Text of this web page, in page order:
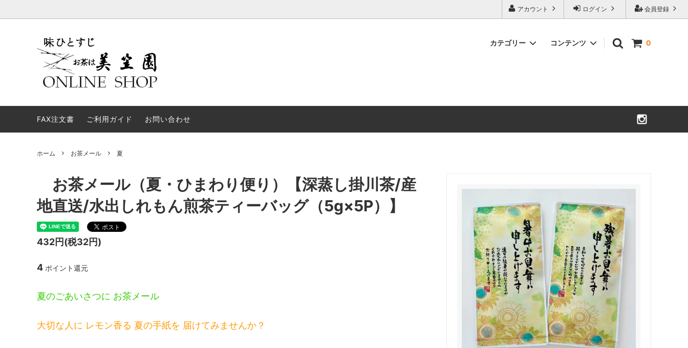
会員登録
ログイン
アカウント
0
カテゴリー
お試しセット
業務用
コンテンツ
進物用途について
FAX注文書 ご利用ガイド お問い合わせ
ホーム お茶メール 夏
お茶メール（夏・ひまわり便り）【深蒸し掛川茶/産
地直送/水出しれもん煎茶ティーバッグ（5g×5P）】
432円(税32円)
4 ポイント還元
夏のごあいさつに お茶メール
大切な人に レモン香る 夏の手紙を 届けてみませんか？